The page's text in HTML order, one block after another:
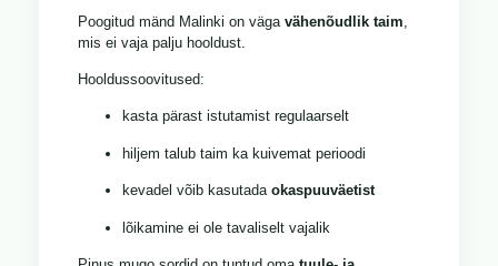
Poogitud mänd Malinki on väga vähenõudlik taim
mis ei vaja palju hooldust.
Hooldussoovitused:
kasta pärast istutamist regulaarselt
hiljem talub taim ka kuivemat perioodi
kevadel võib kasutada okaspuuväetist
lõikamine ei ole tavaliselt vajalik